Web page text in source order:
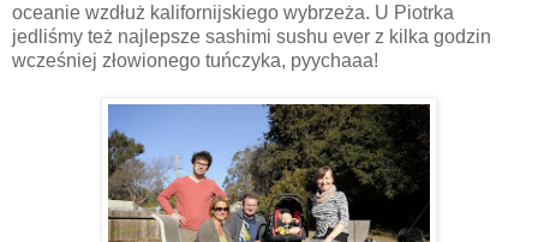
oceanie wzdłuż kalifornijskiego wybrzeża. U Piotrka
jedliśmy też najlepsze sashimi sushu ever z kilka godzin
wcześniej złowionego tuńczyka, pyychaaa!